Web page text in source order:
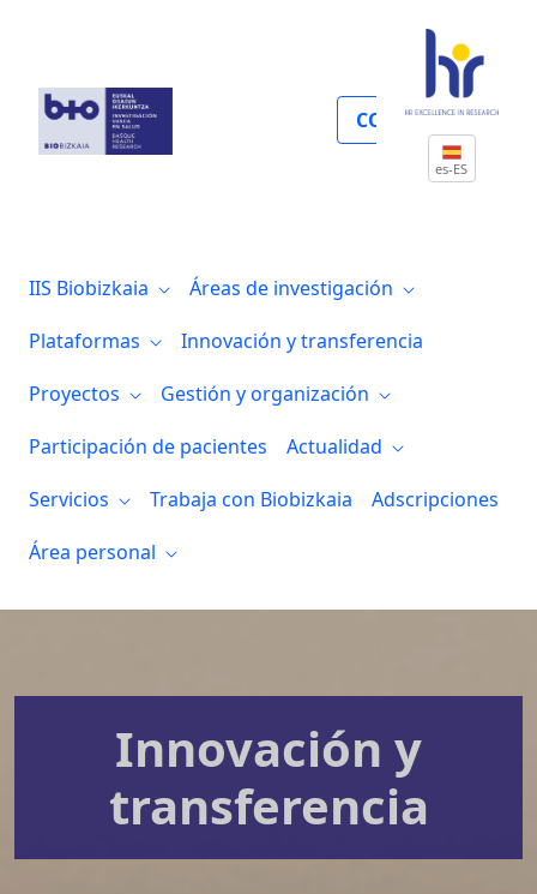
COLABORA
es-ES
IIS Biobizkaia
Áreas de investigación
Plataformas
Innovación y transferencia
Proyectos
Gestión y organización
Participación de pacientes
Actualidad
Servicios
Trabaja con Biobizkaia
Adscripciones
Área personal
Innovación y
transferencia